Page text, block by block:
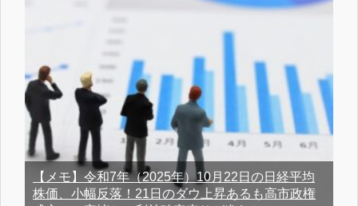
【メモ】令和7年（2025年）10月22日の日経平均
株価、小幅反落！21日のダウ上昇あるも高市政権